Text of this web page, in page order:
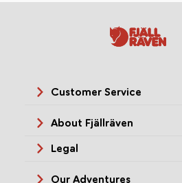
Customer Service
About Fjällräven
Legal
Our Adventures